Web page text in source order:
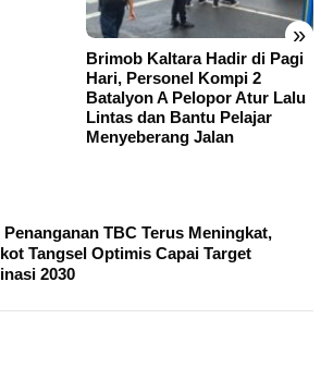
»
Brimob Kaltara Hadir di Pagi
Hari, Personel Kompi 2
Batalyon A Pelopor Atur Lalu
Lintas dan Bantu Pelajar
Menyeberang Jalan
Penanganan TBC Terus Meningkat,
Tangsel Optimis Capai Target
2030